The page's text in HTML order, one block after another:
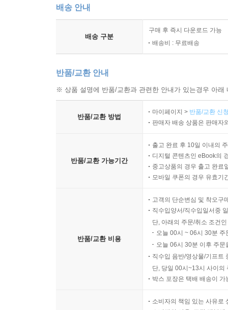
배송 안내
배송 구분
구매 후 즉시 다운로드 가능
배송비 : 무료배송
반품/교환 안내
※ 상품 설명에 반품/교환과 관련한 안내가 있는경우 아
반품/교환 방법
마이페이지 > 반품/교환 신
판매자 배송 상품은 판매자
반품/교환 가능기간
출고 완료 후 10일 이내의
디지털 콘텐츠인 eBook의
중고상품의 경우 출고 완료
모바일 쿠폰의 경우 유효기
반품/교환 비용
고객의 단순변심 및 착오구
직수입양서/직수입일서중
단, 아래의 주문/취소 조건
오늘 00시 ~ 06시 30분
오늘 06시 30분 이후 주
직수입 음반/영상물/기프트
단, 당일 00시~13시 사이의
박스 포장은 택배 배송이
소비자의 책임 있는 사유로